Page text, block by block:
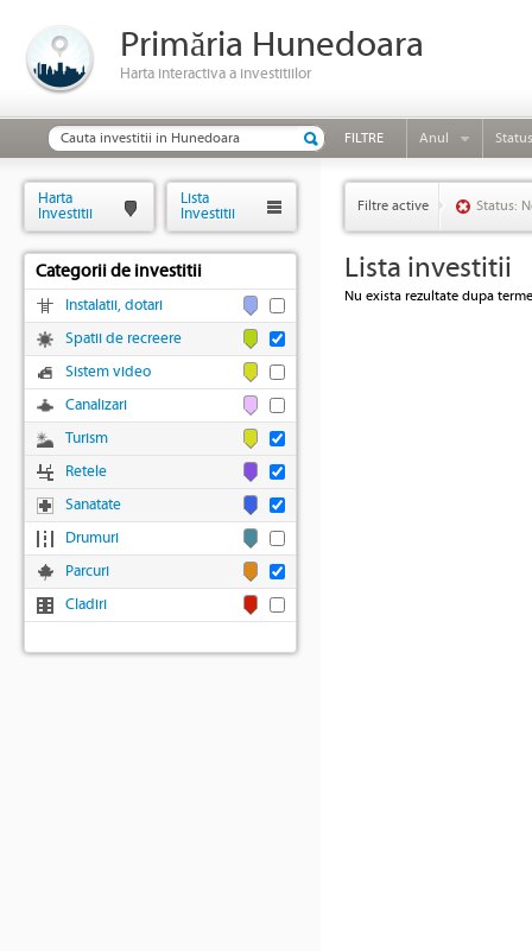
Primăria Hunedoara
Harta interactiva a investitiilor
FILTRE Anul Status
Filtre active Status:
Lista investitii
Nu exista rezultate dupa
Harta
Investitii
Lista
Investitii
Categorii de investitii
Instalatii, dotari
Spatii de recreere
Sistem video
Canalizari
Turism
Retele
Sanatate
Drumuri
Parcuri
Cladiri